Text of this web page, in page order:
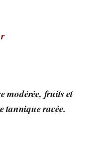
modérée, fruits et
tannique racée.